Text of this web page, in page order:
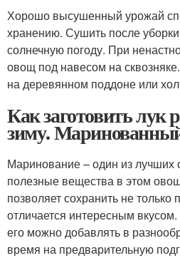
Хорошо высушенный урожай
хранению. Сушить после
солнечную погоду. При
овощ под навесом на
на деревянном поддоне или
Как заготовить лук
зиму.
Маринование – один из лучших
полезные вещества в этом
позволяет сохранить не только
отличается интересным
его можно добавлять в
время на предварительную